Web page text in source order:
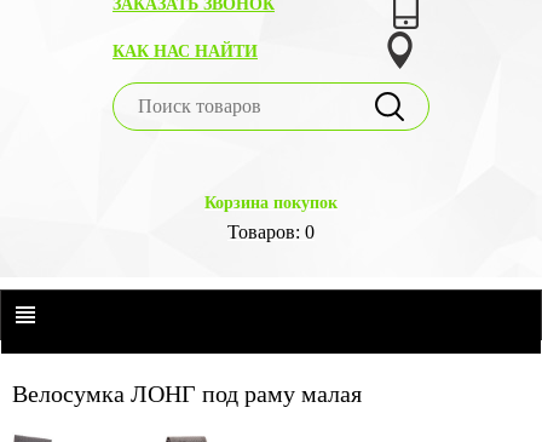
ЗАКАЗАТЬ ЗВОНОК
КАК НАС НАЙТИ
Корзина покупок
Товаров: 0
Велосумка ЛОНГ под раму малая